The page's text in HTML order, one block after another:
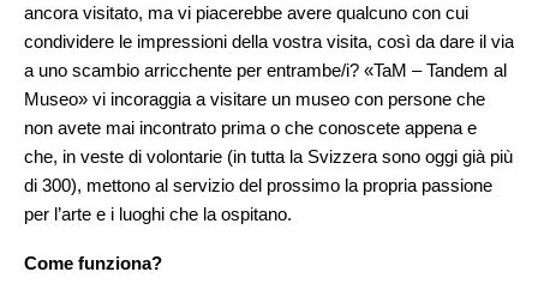
ancora visitato, ma vi piacerebbe avere qualcuno con cui
condividere le impressioni della vostra visita, così da dare il via
a uno scambio arricchente per entrambe/i? «TaM – Tandem al
Museo» vi incoraggia a visitare un museo con persone che
non avete mai incontrato prima o che conoscete appena e
che, in veste di volontarie (in tutta la Svizzera sono oggi già più
di 300), mettono al servizio del prossimo la propria passione
per l’arte e i luoghi che la ospitano.
Come funziona?